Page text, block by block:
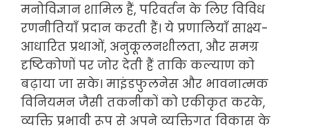
मनोविज्ञान शामिल हैं, परिवर्तन के लिए विविध
रणनीतियाँ प्रदान करती हैं। ये प्रणालियाँ साक्ष्य-
आधारित प्रथाओं, अनुकूलनशीलता, और समग्र
दृष्टिकोणों पर जोर देती हैं ताकि कल्याण को
बढ़ाया जा सके। माइंडफुलनेस और भावनात्मक
विनियमन जैसी तकनीकों को एकीकृत करके,
व्यक्ति प्रभावी रूप से अपने व्यक्तिगत विकास के